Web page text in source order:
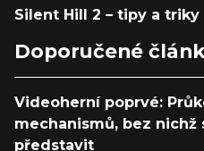
Silent Hill 2 – tipy a triky
Doporučené
Videoherní poprvé:
mechanismů, bez
představit